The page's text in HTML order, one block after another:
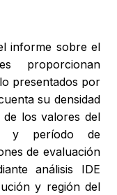
informe sobre el
proporcionan
presentados por
su densidad
los valores del
y período de
de evaluación
análisis IDE
y región del